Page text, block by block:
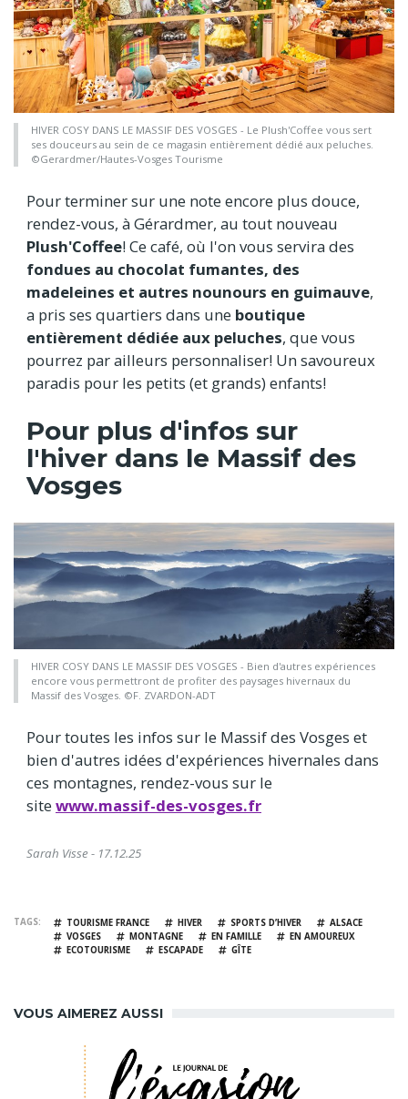
HIVER COSY DANS LE MASSIF DES VOSGES - Le Plush'Coffee vous sert
ses douceurs au sein de ce magasin entièrement dédié aux peluches.
©Gerardmer/Hautes-Vosges Tourisme
Pour terminer sur une note encore plus douce,
rendez-vous, à Gérardmer, au tout nouveau
Plush'Coffee! Ce café, où l'on vous servira des
fondues au chocolat fumantes, des
madeleines et autres nounours en guimauve,
a pris ses quartiers dans une boutique
entièrement dédiée aux peluches, que vous
pourrez par ailleurs personnaliser! Un savoureux
paradis pour les petits (et grands) enfants!
Pour plus d'infos sur
l'hiver dans le Massif des
Vosges
HIVER COSY DANS LE MASSIF DES VOSGES - Bien d'autres expériences
encore vous permettront de profiter des paysages hivernaux du
Massif des Vosges. ©F. ZVARDON-ADT
Pour toutes les infos sur le Massif des Vosges et
bien d'autres idées d'expériences hivernales dans
ces montagnes, rendez-vous sur le
site www.massif-des-vosges.fr
Sarah Visse - 17.12.25
TAGS TOURISME FRANCE HIVER SPORTS D’HIVER
ALSACE
VOSGES
MONTAGNE EN FAMILLE
EN AMOUREUX
ECOTOURISME
ESCAPADE GÎTE
VOUS AIMEREZ AUSSI